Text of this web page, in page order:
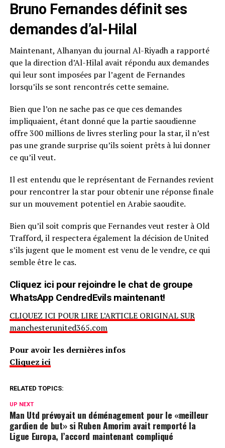
Bruno Fernandes définit ses
demandes d’al-Hilal
Maintenant, Alhanyan du journal Al-Riyadh a rapporté
que la direction d’Al-Hilal avait répondu aux demandes
qui leur sont imposées par l’agent de Fernandes
lorsqu’ils se sont rencontrés cette semaine.
Bien que l’on ne sache pas ce que ces demandes
impliquaient, étant donné que la partie saoudienne
offre 300 millions de livres sterling pour la star, il n’est
pas une grande surprise qu’ils soient prêts à lui donner
ce qu’il veut.
Il est entendu que le représentant de Fernandes revient
pour rencontrer la star pour obtenir une réponse finale
sur un mouvement potentiel en Arabie saoudite.
Bien qu’il soit compris que Fernandes veut rester à Old
Trafford, il respectera également la décision de United
s’ils jugent que le moment est venu de le vendre, ce qui
semble être le cas.
Cliquez ici pour rejoindre le chat de groupe
WhatsApp CendredEvils maintenant!
CLIQUEZ ICI POUR LIRE L’ARTICLE ORIGINAL SUR
manchesterunited365.com
Pour avoir les dernières infos
Cliquez ici
RELATED TOPICS:
UP NEXT
Man Utd prévoyait un déménagement pour le «meilleur
gardien de but» si Ruben Amorim avait remporté la
Ligue Europa, l’accord maintenant compliqué